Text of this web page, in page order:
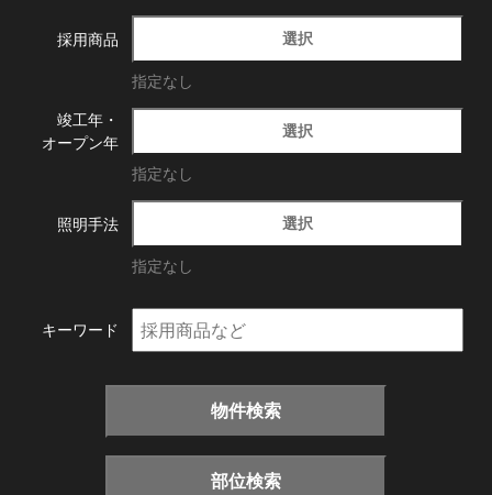
採用商品 選択
指定なし
竣工年・
オープン年
選択
指定なし
照明手法 選択
指定なし
キーワード
物件検索
部位検索